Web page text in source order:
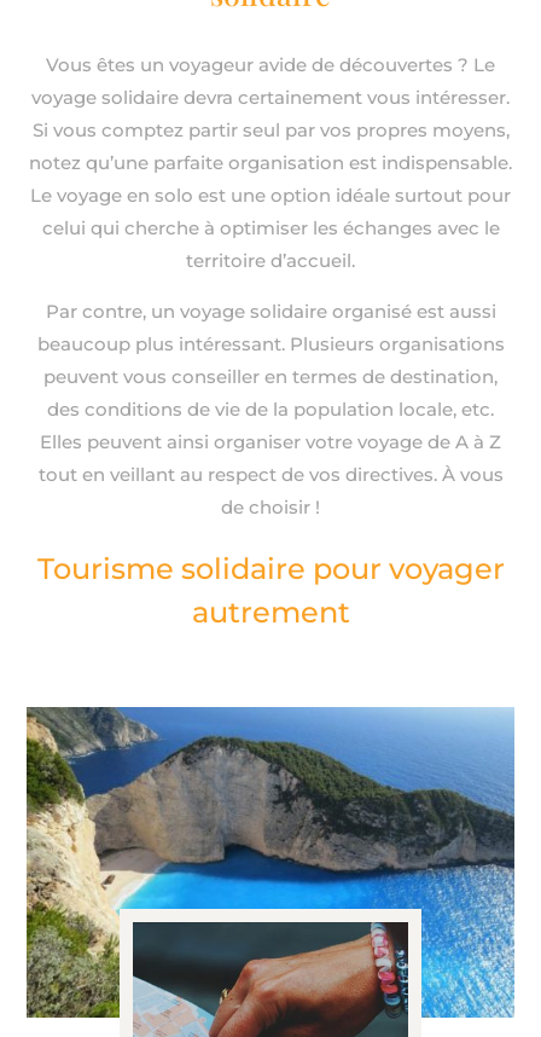
Vous êtes un voyageur avide de découvertes ? Le
voyage solidaire devra certainement vous intéresser.
Si vous comptez partir seul par vos propres moyens,
notez qu’une parfaite organisation est indispensable.
Le voyage en solo est une option idéale surtout pour
celui qui cherche à optimiser les échanges avec le
territoire d’accueil.
Par contre, un voyage solidaire organisé est aussi
beaucoup plus intéressant. Plusieurs organisations
peuvent vous conseiller en termes de destination,
des conditions de vie de la population locale, etc.
Elles peuvent ainsi organiser votre voyage de A à Z
tout en veillant au respect de vos directives. À vous
de choisir !
Tourisme solidaire pour voyager
autrement